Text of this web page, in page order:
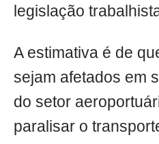
legislação
A estimativa é de
sejam afetados em
do setor
paralisar o